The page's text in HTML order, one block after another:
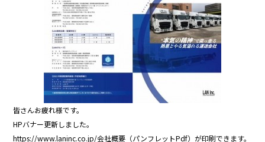
皆さんお疲れ様です。
HPバナー更新しました。
https://www.laninc.co.jp/会社概要（パンフレットPdf）が印刷できます。